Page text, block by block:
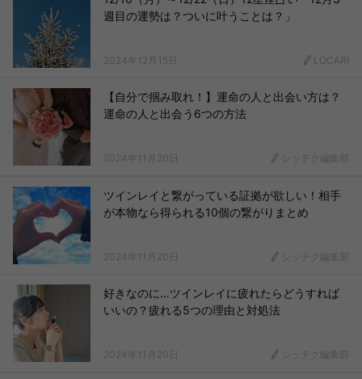
週目の運勢は？ついに叶うことは？」
2024年12月15日 LOCARI
【自分で掴み取れ！】運命の人と出会い方は？
運命の人と出会う6つの方法
2024年11月20日 シッテク編集部
ツインレイと繋がっている証拠が欲しい！相手
が本物なら得られる10個の繋がりまとめ
2024年11月20日 シッテク編集部
好きなのに…ツインレイに疲れたらどうすれば
いいの？疲れる5つの理由と対処法
2024年11月20日 シッテク編集部